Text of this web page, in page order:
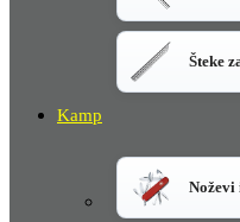
Šteke
Kamp